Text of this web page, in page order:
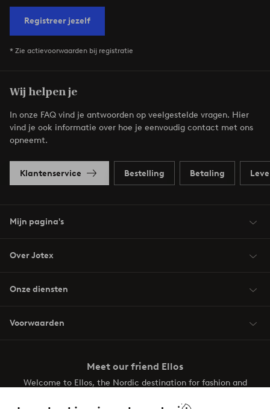
Registreer jezelf
* Zie actievoorwaarden bij registratie
Wij helpen je
In onze FAQ vind je antwoorden op veelgestelde vragen. Hier
vind je ook informatie over hoe je eenvoudig contact met ons
opneemt.
Klantenservice Bestelling Betaling
Mijn pagina's
Over Jotex
Onze diensten
Voorwaarden
Meet our friend Ellos
Welcome to Ellos, the Nordic destination for fashion and